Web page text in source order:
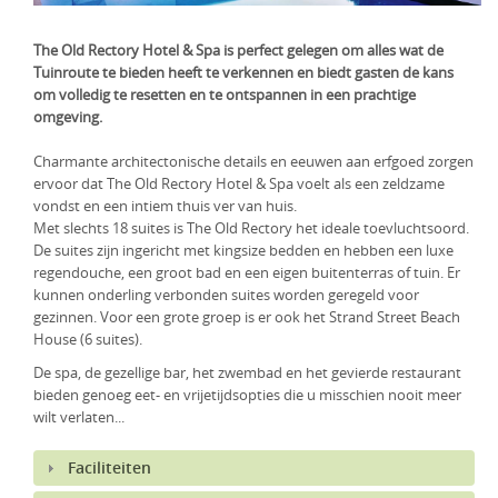
Zambia
Zimbabwe
Zuid-Afrika
The Old Rectory Hotel & Spa is perfect gelegen om alles wat de
Tuinroute te bieden heeft te verkennen en biedt gasten de kans
om volledig te resetten en te ontspannen in een prachtige
omgeving.
Charmante architectonische details en eeuwen aan erfgoed zorgen
ervoor dat The Old Rectory Hotel & Spa voelt als een zeldzame
vondst en een intiem thuis ver van huis.
Met slechts 18 suites is The Old Rectory het ideale toevluchtsoord.
De suites zijn ingericht met kingsize bedden en hebben een luxe
regendouche, een groot bad en een eigen buitenterras of tuin. Er
kunnen onderling verbonden suites worden geregeld voor
gezinnen. Voor een grote groep is er ook het Strand Street Beach
House (6 suites).
De spa, de gezellige bar, het zwembad en het gevierde restaurant
bieden genoeg eet- en vrijetijdsopties die u misschien nooit meer
wilt verlaten...
Faciliteiten